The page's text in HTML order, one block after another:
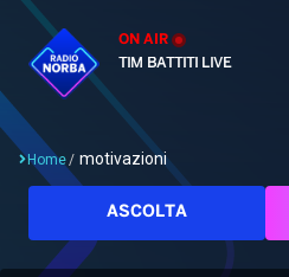
ON AIR
TIM BATTITI LIVE
Home/ motivazioni
ASCOLTA